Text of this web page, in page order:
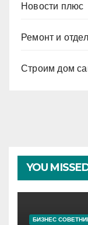
Новости плюс
Ремонт и
Строим дом
YOU
БИЗНЕС